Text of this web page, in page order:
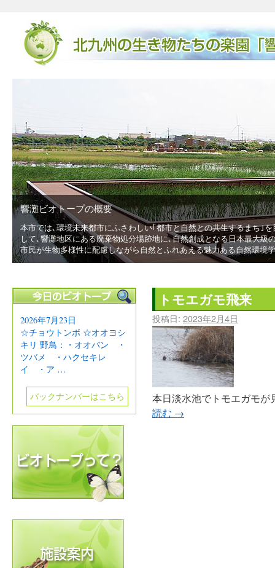
響灘ビオトープの概要
本市では､環境未来都市にふさわしい｢都市と自然との共生するまち｣
して､響灘地区にある廃棄物処分場跡地に､自然創成となる日本最大級
市民が生物多様性に配慮しながら自然とふれあえる魅力ある自然環境
トモエガモ飛来
投稿日: 2023年2月4日
本日淡水池でトモエガモ
読む →
2026年7月23日
☆チョウトンボ ☆オオヨシ
キリ 野鳥：・オオバン ・
ツバメ ・ハクセキレ
イ ・ア …
バックナンバーはこちら